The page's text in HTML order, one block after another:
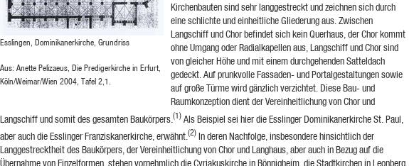
Esslingen, Dominikanerkirche, Grundriss
Aus: Anette Pelizaeus, Die Predigerkirche in Erfurt,
Köln/Weimar/Wien 2004, Tafel 2,1.
Kirchenbauten sind sehr langgestreckt und zeichnen sich durch
eine schlichte und einheitliche Gliederung aus. Zwischen
Langschiff und Chor befindet sich kein Querhaus, der Chor kommt
ohne Umgang oder Radialkapellen aus, Langschiff und Chor sind
von gleicher Höhe und mit einem durchgehenden Satteldach
gedeckt. Auf prunkvolle Fassaden- und Portalgestaltungen sowie
auf große Türme wird gänzlich verzichtet. Diese Bau- und
Raumkonzeption dient der Vereinheitlichung von Chor und
Langschiff und somit des gesamten Baukörpers. (1) Als Beispiel sei hier die Esslinger Dominikanerkirche St. Paul,
aber auch die Esslinger Franziskanerkirche, erwähnt. (2) In deren Nachfolge, insbesondere hinsichtlich der
Langgestrecktheit des Baukörpers, der Vereinheitlichung von Chor und Langhaus, aber auch in Bezug auf die
Übernahme von Einzelformen, stehen vornehmlich die Cyriakuskirche in Bönnigheim, die Stadtkirchen in Leonberg,